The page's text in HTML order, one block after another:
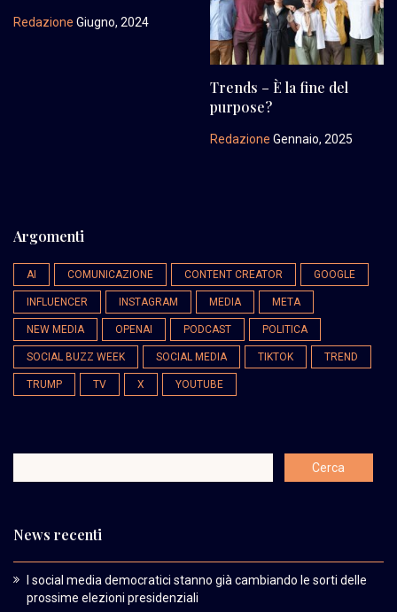
Redazione Giugno, 2024
Trends – È la fine del
purpose?
Redazione Gennaio, 2025
Argomenti
AI COMUNICAZIONE CONTENT CREATOR GOOGLE
INFLUENCER INSTAGRAM MEDIA META
NEW MEDIA OPENAI PODCAST POLITICA
SOCIAL BUZZ WEEK SOCIAL MEDIA TIKTOK TREND
TRUMP TV X YOUTUBE
News recenti
I social media democratici stanno già cambiando le sorti delle
prossime elezioni presidenziali